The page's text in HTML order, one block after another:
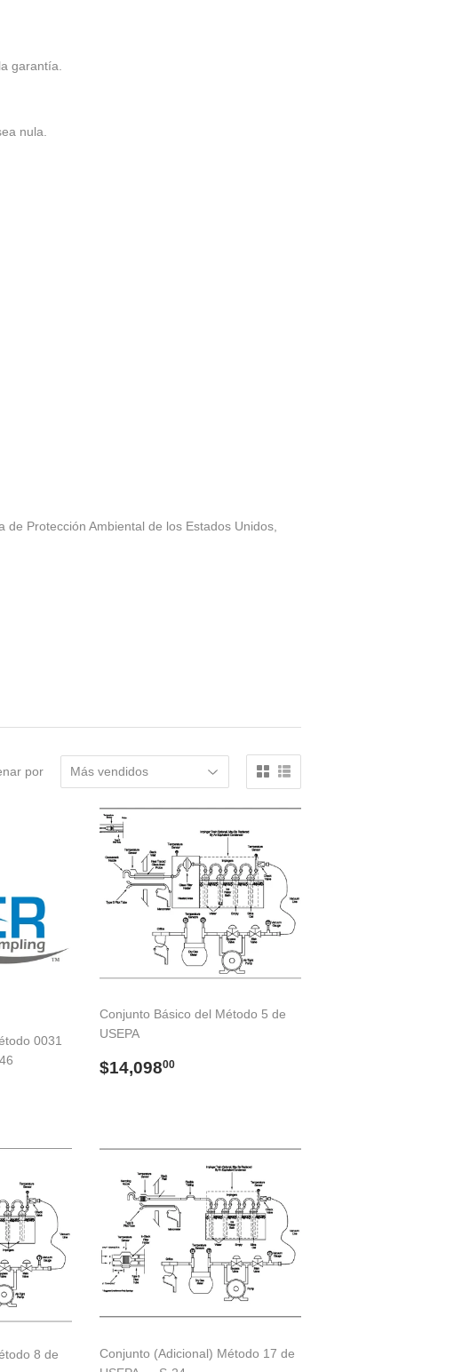
garantía.
nula.
Protección Ambiental de los Estados Unidos,
por
0031
Conjunto Básico del Método 5 de
USEPA
Precio
$14,09800$14,098.00
8 de
Conjunto (Adicional) Método 17 de